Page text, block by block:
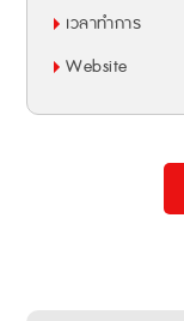
เวลาทำการ
Website